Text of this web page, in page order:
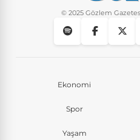
© 2025 Gözlem
Ekonomi
Spor
Yaşam